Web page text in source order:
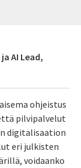
AI Lead,
ohjeistus
pilvipalvelut
digitalisaation
eri julkisten
voidaanko